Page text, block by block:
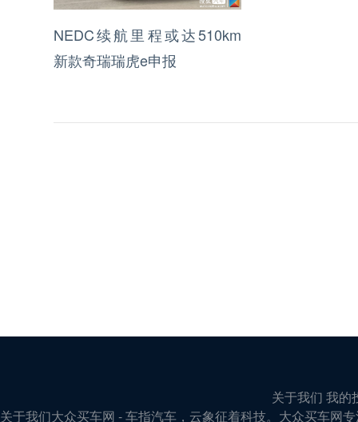
NEDC续航里程或达510km
新款奇瑞瑞虎e申报
关于我们 我的
关于我们大众买车网 - 车指汽车，云象征着科技。大众买车网